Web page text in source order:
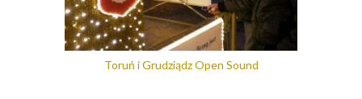
Toruń i Grudziądz Open Sound